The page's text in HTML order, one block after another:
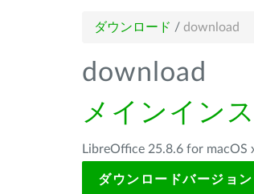
ダウンロード / download
download
メインイン
LibreOffice 25.8.6 for macOS
ダウンロードバージョ